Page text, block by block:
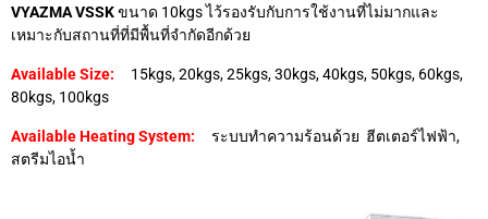
VYAZMA VSSKขนาด 10kgs ไว้รองรับกับการใช้งานที่ไม่มากและ
เหมาะกับสถานที่ที่มีพื้นที่จำกัดอีกด้วย
Available Size:
15kgs, 20kgs, 25kgs, 30kgs, 40kgs, 50kgs, 60kgs,
80kgs, 100kgs
Available Heating System: ระบบทำความร้อนด้วย ฮีตเตอร์ไฟฟ้า,
สตรีมไอน้ำ